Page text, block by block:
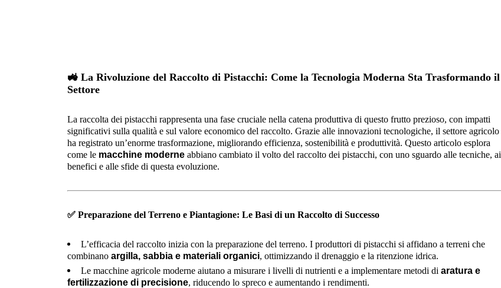
🚜La Rivoluzione del Raccolto di Pistacchi: Come la Tecnologia Moderna Sta Trasformando il
Settore
La raccolta dei pistacchi rappresenta una fase cruciale nella catena produttiva di questo frutto prezioso, con impatti
significativi sulla qualità e sul valore economico del raccolto. Grazie alle innovazioni tecnologiche, il settore agricolo
ha registrato un’enorme trasformazione, migliorando efficienza, sostenibilità e produttività. Questo articolo esplora
come le macchine moderneabbiano cambiato il volto del raccolto dei pistacchi, con uno sguardo alle tecniche, ai
benefici e alle sfide di questa evoluzione.
✅Preparazione del Terreno e Piantagione: Le Basi di un Raccolto di Successo
L’efficacia del raccolto inizia con la preparazione del terreno. I produttori di pistacchi si affidano a terreni che
combinano argilla, sabbia e materiali organici, ottimizzando il drenaggio e la ritenzione idrica.
Le macchine agricole moderne aiutano a misurare i livelli di nutrienti e a implementare metodi di aratura e
fertilizzazione di precisione, riducendo lo spreco e aumentando i rendimenti.